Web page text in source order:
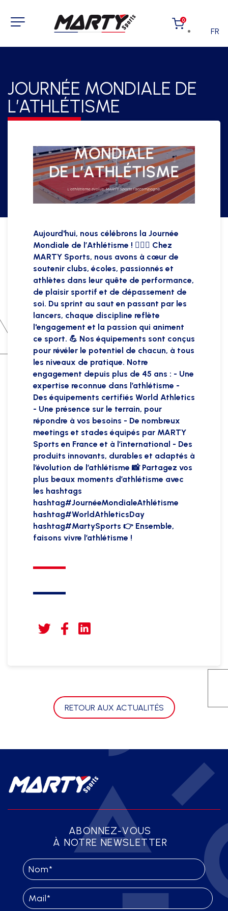
0
FR
JOURNÉE MONDIALE DE
L’ATHLÉTISME
Aujourd'hui, nous célébrons la Journée
Mondiale de l’Athlétisme ! 🏃🏻‍♂️ Chez
MARTY Sports, nous avons à cœur de
soutenir clubs, écoles, passionnés et
athlètes dans leur quête de performance,
de plaisir sportif et de dépassement de
soi. Du sprint au saut en passant par les
lancers, chaque discipline reflète
l'engagement et la passion qui animent
ce sport. 💪 Nos équipements sont conçus
pour révéler le potentiel de chacun, à tous
les niveaux de pratique. Notre
engagement depuis plus de 45 ans : - Une
expertise reconnue dans l’athlétisme -
Des équipements certifiés World Athletics
- Une présence sur le terrain, pour
répondre à vos besoins - De nombreux
meetings et stades équipés par MARTY
Sports en France et à l’international - Des
produits innovants, durables et adaptés à
l’évolution de l’athlétisme 📸 Partagez vos
plus beaux moments d’athlétisme avec
les hashtags
hashtag#JournéeMondialeAthlétisme
hashtag#WorldAthleticsDay
hashtag#MartySports 👉 Ensemble,
faisons vivre l’athlétisme !
RETOUR AUX ACTUALITÉS
ABONNEZ-VOUS
À NOTRE NEWSLETTER